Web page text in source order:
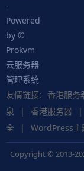
-
Powered
by ©
Prokvm
云服务器
管理系统
友情链接: 香港服务
泉
| 香港服务器 |
全
| WordPress主
Copyright © 2013-